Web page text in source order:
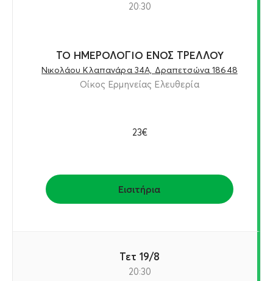
20:30
ΤΟ ΗΜΕΡΟΛΟΓΙΟ ΕΝΟΣ ΤΡΕΛΛΟΥ
Νικολάου Κλαπανάρα 34Α, Δραπετσώνα 18648
Οίκος Ερμηνείας Ελευθερία
23€
Εισιτήρια
Τετ 19/8
20:30